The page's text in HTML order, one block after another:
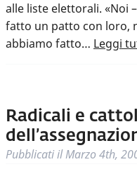
alle liste elettorali. «Noi
fatto un patto con loro,
abbiamo fatto… Leggi
Radicali e
Pubblicati ilMarzo 4th,